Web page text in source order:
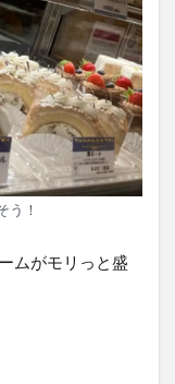
う！
ムがモリっと盛